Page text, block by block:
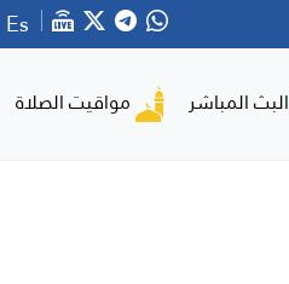
Es
البث المباشر مواقيت الصلاة